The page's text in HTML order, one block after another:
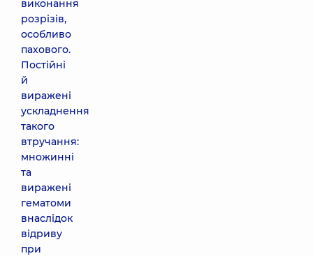
виконання
розрізів,
особливо
пахового.
Постійні
й
виражені
ускладнення
такого
втручання:
множинні
та
виражені
гематоми
внаслідок
відриву
при